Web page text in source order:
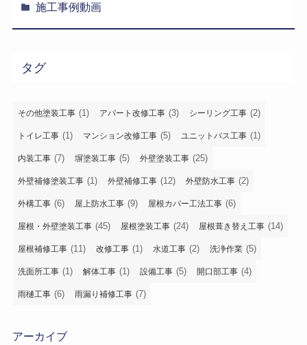
施工事例動画
タグ
その他塗装工事 (1) アパート改修工事 (3) シーリング工事 (2)
トイレ工事 (1) マンション改修工事 (5) ユニットバス工事 (1)
内装工事 (7) 塀塗装工事 (5) 外壁塗装工事 (25)
外壁補修塗装工事 (1) 外壁補修工事 (12) 外壁防水工事 (2)
外構工事 (6) 屋上防水工事 (9) 屋根カバー工法工事 (6)
屋根・外壁塗装工事 (45) 屋根塗装工事 (24) 屋根葺き替え工事 (14)
屋根補修工事 (11) 改修工事 (1) 水道工事 (2) 洗浄作業 (5)
洗面所工事 (1) 解体工事 (1) 設備工事 (5) 開口部工事 (4)
雨樋工事 (6) 雨漏り補修工事 (7)
アーカイブ